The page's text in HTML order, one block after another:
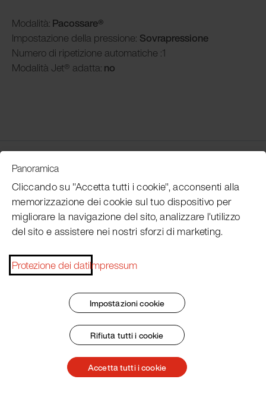
Modalità: Pacossare®
Impostazione della pressione: Sovrapressione
Numero di ripetizione automatiche :1
Modalità Jet® adatta: no
Customer Service
Subscribe Pacojet Newsletter
Would you like to be regularly updated on news, event
Termini e condizioni generali
Protezione dei dati
Panoramica
Cliccando su "Accetta tutti i cookie", acconsenti alla
memorizzazione dei cookie sul tuo dispositivo per
migliorare la navigazione del sito, analizzare l'utilizzo
del sito e assistere nei nostri sforzi di marketing.
Protezione dei datiImpressum
Impostazioni cookie
Rifiuta tutti i cookie
Accetta tutti i cookie